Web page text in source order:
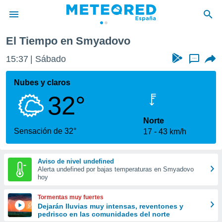
de
por
que se
calidad.
a este
las
y
forma
digital
basada
El Tiempo en Smyadovo
15:37 Sábado ...
Nubes y claros
32°
Sensación de 32°
Norte
17
43 km/h
Aviso de nivel undefined
Alerta undefined por bajas temperaturas en Smyadovo
hoy
Tormentas muy fuertes
Dejarán lluvias muy intensas, reventones y
pedrisco en las comunidades del norte